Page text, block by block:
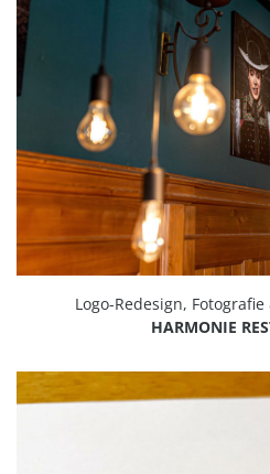
Logo-Redesign,
HARMONIE